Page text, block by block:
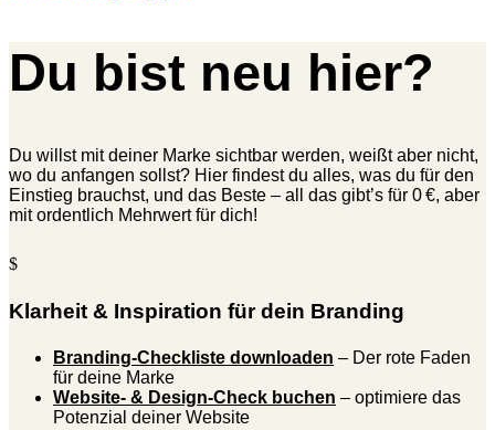
Du bist neu hier?
Du willst mit deiner Marke sichtbar werden, weißt aber nicht,
wo du anfangen sollst? Hier findest du alles, was du für den
Einstieg brauchst, und das Beste – all das gibt’s für 0 €, aber
mit ordentlich Mehrwert für dich!
$
Klarheit & Inspiration für dein Branding
Branding-Checkliste downloaden – Der rote Faden
für deine Marke
Website- & Design-Check buchen – optimiere das
Potenzial deiner Website